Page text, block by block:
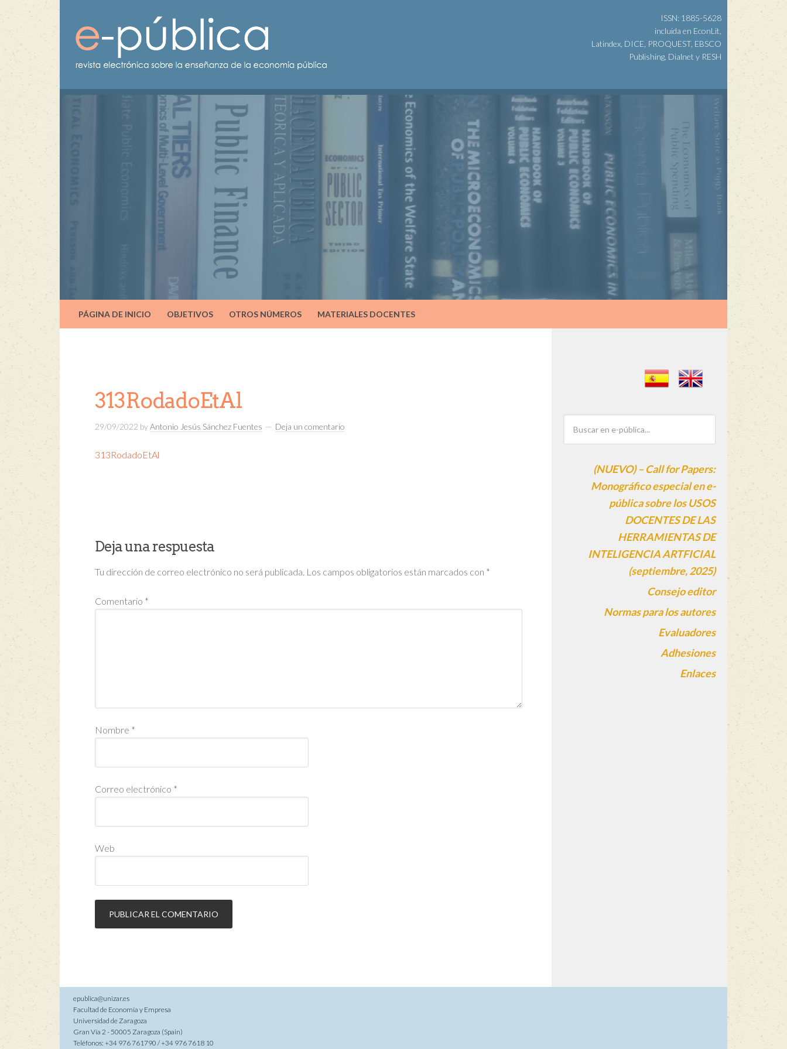
ISSN: 1885-5628
incluida en EconLit,
Latindex, DICE, PROQUEST, EBSCO
Publishing, Dialnet y RESH
PÁGINA DE INICIO OBJETIVOS OTROS NÚMEROS MATERIALES DOCENTES
313RodadoEtAl
29/09/2022 byAntonio Jesús Sánchez Fuentes Deja un comentario
313RodadoEtAl
Deja una respuesta
Tu dirección de correo electrónico no será publicada. Los campos obligatorios están marcados con *
Comentario *
Nombre *
Correo electrónico *
Web
(NUEVO) – Call for Papers:
Monográfico especial en e-
pública sobre los USOS
DOCENTES DE LAS
HERRAMIENTAS DE
INTELIGENCIA ARTFICIAL
(septiembre, 2025)
Consejo editor
Normas para los autores
Evaluadores
Adhesiones
Enlaces
epublica@unizar.es
Facultad de Economía y Empresa
Universidad de Zaragoza
Gran Vía 2 - 50005 Zaragoza (Spain)
Teléfonos: +34 976 761790 / +34 976 7618 10